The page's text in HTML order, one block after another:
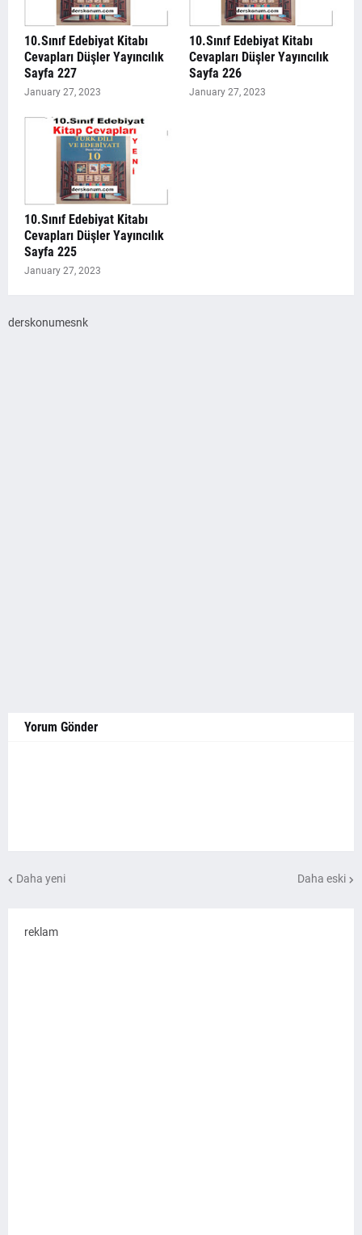
10.Sınıf Edebiyat Kitabı
Cevapları Düşler Yayıncılık
Sayfa 227
January 27, 2023
10.Sınıf Edebiyat Kitabı
Cevapları Düşler Yayıncılık
Sayfa 226
January 27, 2023
10.Sınıf Edebiyat Kitabı
Cevapları Düşler Yayıncılık
Sayfa 225
January 27, 2023
derskonumesnk
Yorum Gönder
Daha yeni Daha eski
reklam